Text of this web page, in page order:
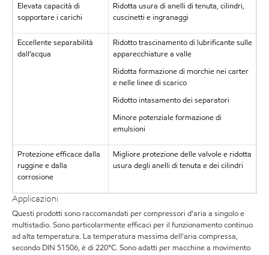
Elevata capacità di
sopportare i carichi
Ridotta usura di anelli di tenuta, cilindri,
cuscinetti e ingranaggi
Eccellente separabilità
dall’acqua
Ridotto trascinamento di lubrificante sulle
apparecchiature a valle
Ridotta formazione di morchie nei carter
e nelle linee di scarico
Ridotto intasamento dei separatori
Minore potenziale formazione di
emulsioni
Protezione efficace dalla
ruggine e dalla
corrosione
Migliore protezione delle valvole e ridotta
usura degli anelli di tenuta e dei cilindri
Applicazioni
Questi prodotti sono raccomandati per compressori d'aria a singolo e
multistadio. Sono particolarmente efficaci per il funzionamento continuo
ad alta temperatura. La temperatura massima dell'aria compressa,
secondo DIN 51506, è di 220°C. Sono adatti per macchine a movimento